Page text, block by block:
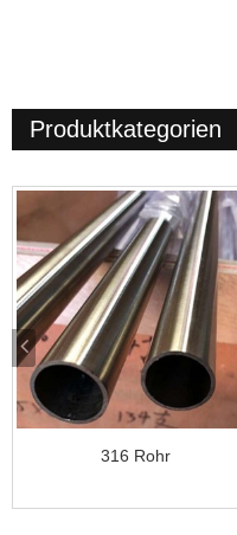
Produktkategorien
316 Rohr